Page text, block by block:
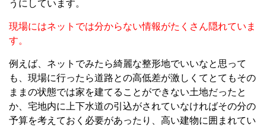
うにしています。
現場にはネットでは分からない情報がたくさん隠れていま
す。
例えば、ネットでみたら綺麗な整形地でいいなと思って
も、現場に行ったら道路との高低差が激しくてとてもその
ままの状態では家を建てることができない土地だったと
か、宅地内に上下水道の引込がされていなければその分の
予算を考えておく必要があったり、高い建物に囲まれてい